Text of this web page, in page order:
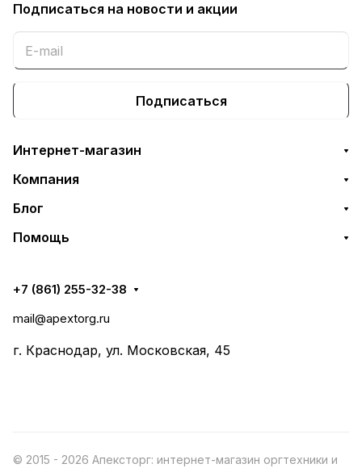
Подписаться на новости и акции
Подписаться
Интернет-магазин
Компания
Блог
Помощь
+7 (861) 255-32-38
mail@apextorg.ru
г. Краснодар, ул. Московская, 45
© 2015 - 2026 Апексторг: интернет-магазин оргтехники и